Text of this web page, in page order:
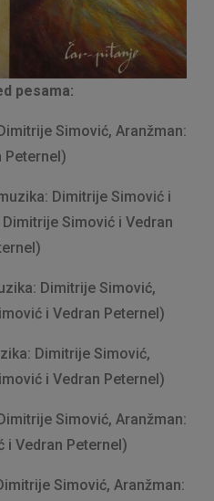
pesama:
Simović, Aranžman:
Peternel)
Dimitrije Simović i
Simović i Vedran
Dimitrije Simović,
i Vedran Peternel)
Dimitrije Simović,
i Vedran Peternel)
Simović, Aranžman:
i Vedran Peternel)
Simović, Aranžman: